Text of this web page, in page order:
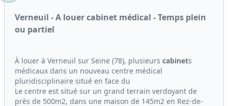
Verneuil - A louer cabinet médical - Temps plein
ou partiel
À louer à Verneuil sur Seine (78), plusieurs cabinets
médicaux dans un nouveau centre médical
pluridisciplinaire situé en face du
Le centre est situé sur un grand terrain verdoyant de
près de 500m2, dans une maison de 145m2 en Rez-de-